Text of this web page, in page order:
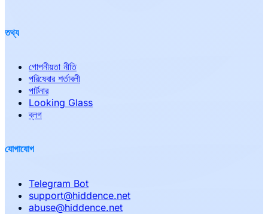
তথ্য
গোপনীয়তা নীতি
পরিষেবার শর্তাবলী
পার্টনার
Looking Glass
ব্লগ
যোগাযোগ
Telegram Bot
support@hiddence.net
abuse@hiddence.net